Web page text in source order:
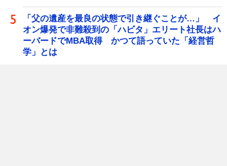
「父の遺産を最良の状態で引き継ぐことが…」 イ
オン爆発で非難殺到の「ハビタ」エリート社長はハ
ーバードでMBA取得 かつて語っていた「経営哲
学」とは